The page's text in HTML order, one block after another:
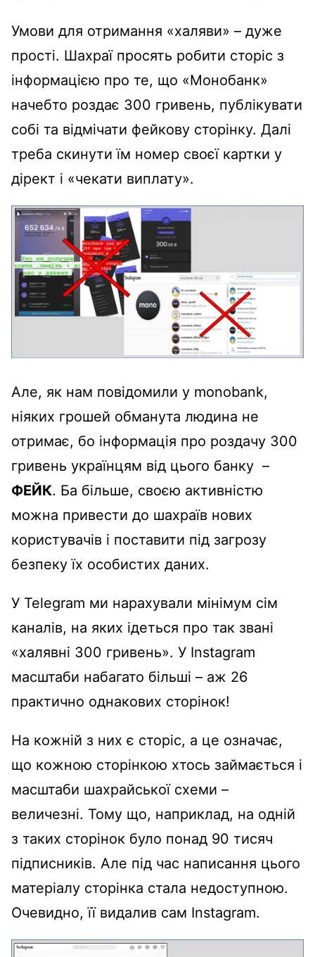
Умови для отримання «халяви» – дуже
прості. Шахраї просять робити сторіс з
інформацією про те, що «Монобанк»
начебто роздає 300 гривень, публікувати
собі та відмічати фейкову сторінку. Далі
треба скинути їм номер своєї картки у
дірект і «чекати виплату».
Але, як нам повідомили у monobank,
ніяких грошей обманута людина не
отримає, бо інформація про роздачу 300
гривень українцям від цього банку –
ФЕЙК. Ба більше, своєю активністю
можна привести до шахраїв нових
користувачів і поставити під загрозу
безпеку їх особистих даних.
У Telegram ми нарахували мінімум сім
каналів, на яких ідеться про так звані
«халявні 300 гривень». У Instagram
масштаби набагато більші – аж 26
практично однакових сторінок!
На кожній з них є сторіс, а це означає,
що кожною сторінкою хтось займається і
масштаби шахрайської схеми –
величезні. Тому що, наприклад, на одній
з таких сторінок було понад 90 тисяч
підписників. Але під час написання цього
матеріалу сторінка стала недоступною.
Очевидно, її видалив сам Instagram.